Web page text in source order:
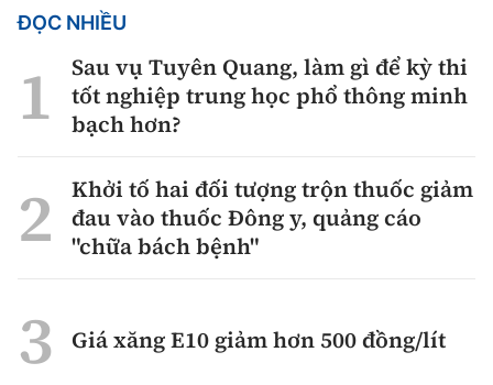
ĐỌC NHIỀU
Sau vụ Tuyên Quang, làm gì để kỳ thi
tốt nghiệp trung học phổ thông minh
bạch hơn?
Khởi tố hai đối tượng trộn thuốc giảm
đau vào thuốc Đông y, quảng cáo
"chữa bách bệnh"
Giá xăng E10 giảm hơn 500 đồng/lít